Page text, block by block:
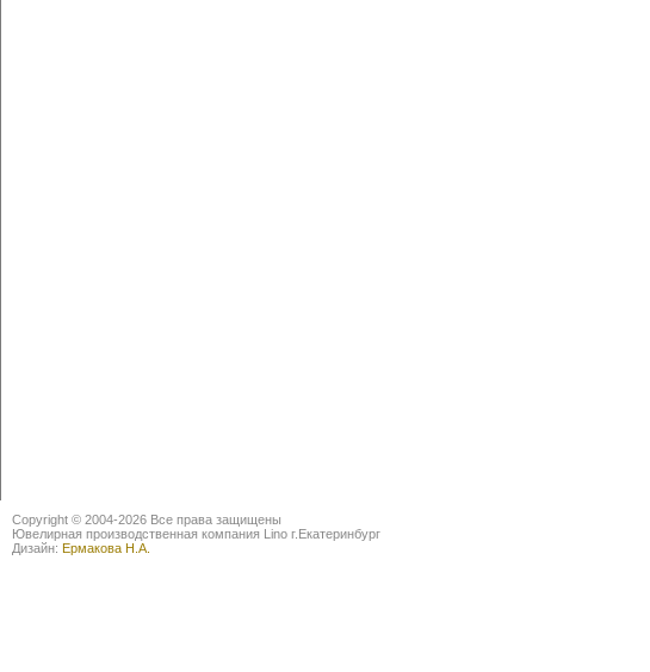
Copyright © 2004-2026 Все права защищены
Ювелирная производственная компания Lino г.Екатеринбург
Дизайн: Ермакова Н.А.